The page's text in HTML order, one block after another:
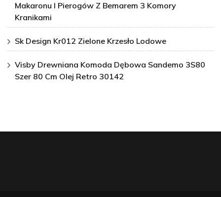
Makaronu I Pierogów Z Bemarem 3 Komory
Kranikami
Sk Design Kr012 Zielone Krzesło Lodowe
Visby Drewniana Komoda Dębowa Sandemo 3S80
Szer 80 Cm Olej Retro 30142